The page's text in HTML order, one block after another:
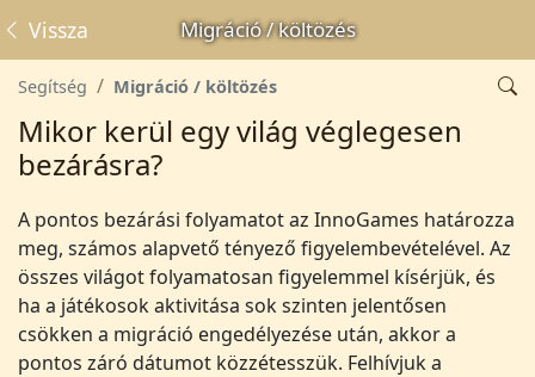
Migráció / költözés
Vissza
Segítség Migráció / költözés
Mikor kerül egy világ véglegesen
bezárásra?
A pontos bezárási folyamatot az InnoGames határozza
meg, számos alapvető tényező figyelembevételével. Az
összes világot folyamatosan figyelemmel kísérjük, és
ha a játékosok aktivitása sok szinten jelentősen
csökken a migráció engedélyezése után, akkor a
pontos záró dátumot közzétesszük. Felhívjuk a